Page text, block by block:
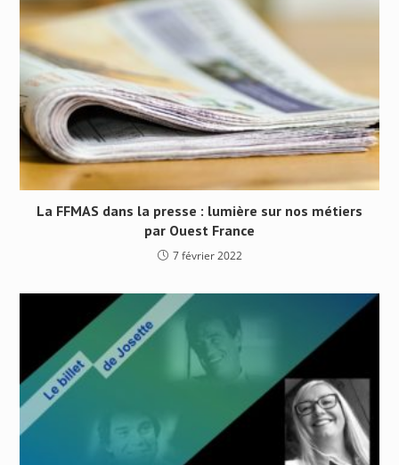
La FFMAS dans la presse : lumière sur nos métiers
par Ouest France
7 février 2022